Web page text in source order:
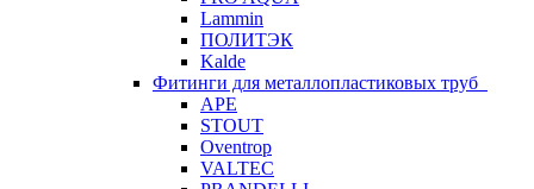
Lammin
ПОЛИТЭК
Kalde
Фитинги для металлопластиковых труб
APE
STOUT
Oventrop
VALTEC